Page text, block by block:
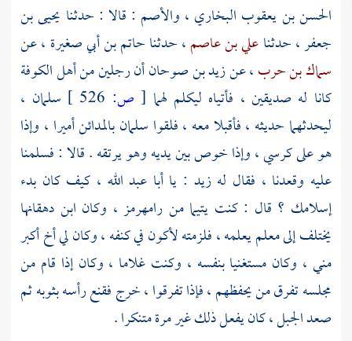
الحسن بن يعقوب البخاري ، والأصم : قالا : حدثنا يحيى بن
جعفر، حدثناعلي بن عاصم، حدثناحاتم بن أبي صغيرة ، عن
سماك بن حرب، عنزيد بن صوحانأن رجلين منأهلالكوفة
كانا له صديقين ، فأتياه ليكلم لهما [ ص: سلمان ،
ليحدثهما حديثه ، فأقبلا معه ، فلقوا سلمانبالمدائنأميرا ، وإذا
هو على كرسي ، وإذا خوص بين يديه وهو يرتقه . قالا : فسلمنا
عليه وقعدنا ، فقال لهزيد : يا أبا عبد الله ، كيف كان بدء
إسلامك ؟ قال : كنت يتيما من رامهرمز ، وكان ابن دهقانها
يختلف إلى معلم يعلمه ، فلزمته لأكون في كنفه ، وكان لي أخ أكبر
مني ، وكان مستغنيا بنفسه ، وكنت غلاما ، وكان إذا قام من
مجلسه تفرق من يحفظهم ، فإذا تفرقوا ، خرج فقنع رأسه بثوبه ثم
صعد الجبل ، كان يفعل ذلك غير مرة متنكرا .